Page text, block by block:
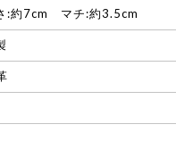
:約7cm マチ:約3.5cm